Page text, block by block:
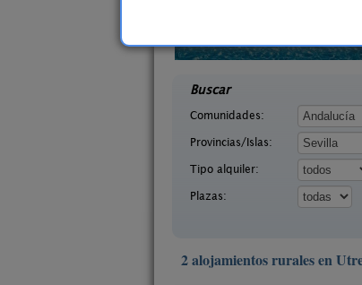
35 €
Buscar
Comunidades:
Provincias/Islas:
Tipo alquiler:
Plazas:
2 alojamientos rurales en